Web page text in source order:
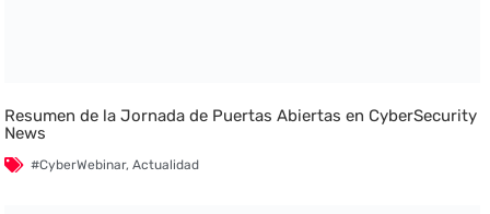
Resumen de la Jornada de Puertas Abiertas en CyberSecurity
News
#CyberWebinar,Actualidad